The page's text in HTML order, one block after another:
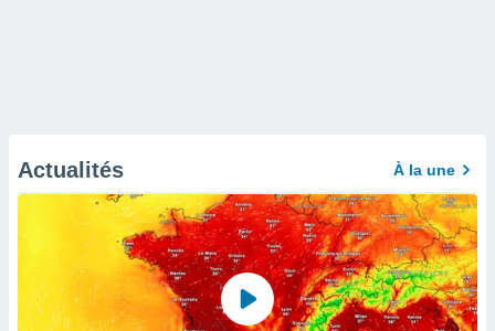
Actualités À la une